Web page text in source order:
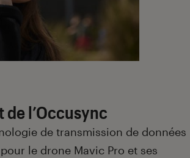
de l’Occusync
de transmission de données
le drone Mavic Pro et ses